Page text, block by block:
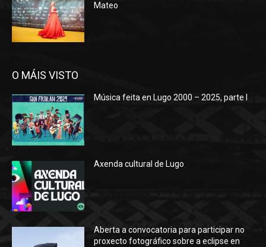
Mateo
O MÁIS VISTO
Música feita en Lugo 2000 – 2025, parte I
Axenda cultural de Lugo
Aberta a convocatoria para participar no
proxecto fotográfico sobre a eclipse en